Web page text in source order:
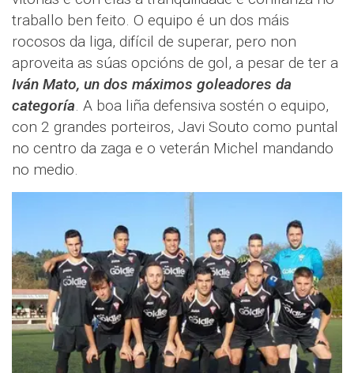
traballo ben feito. O equipo é un dos máis
rocosos da liga, difícil de superar, pero non
aproveita as súas opcións de gol, a pesar de ter a
Iván Mato, un dos máximos goleadores da
categoría. A boa liña defensiva sostén o equipo,
con 2 grandes porteiros, Javi Souto como puntal
no centro da zaga e o veterán Michel mandando
no medio.